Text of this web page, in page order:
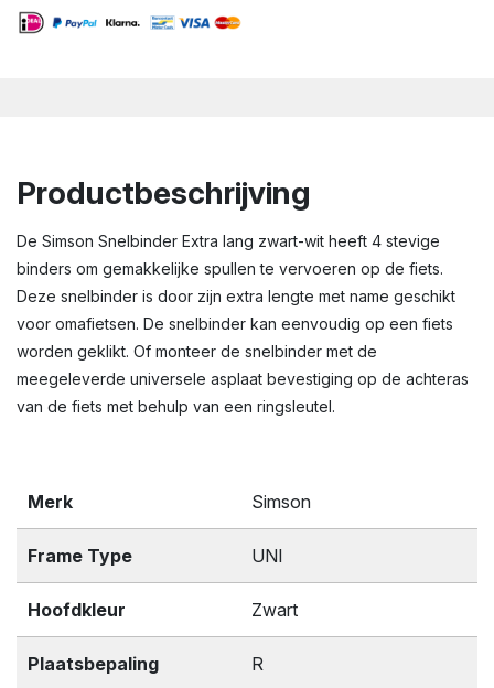
Productbeschrijving
De Simson Snelbinder Extra lang zwart-wit heeft 4 stevige
binders om gemakkelijke spullen te vervoeren op de fiets.
Deze snelbinder is door zijn extra lengte met name geschikt
voor omafietsen. De snelbinder kan eenvoudig op een fiets
worden geklikt. Of monteer de snelbinder met de
meegeleverde universele asplaat bevestiging op de achteras
van de fiets met behulp van een ringsleutel.
Merk Simson
Frame Type UNI
Hoofdkleur Zwart
Plaatsbepaling R